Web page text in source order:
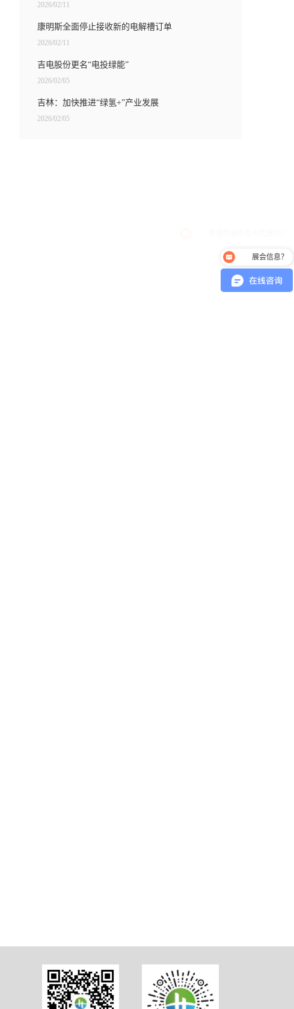
2026/02/11
康明斯全面停止接收新的电解槽订单
2026/02/11
吉电股份更名“电投绿能”
2026/02/05
吉林：加快推进“绿氢+”产业发展
2026/02/05
展会信息？